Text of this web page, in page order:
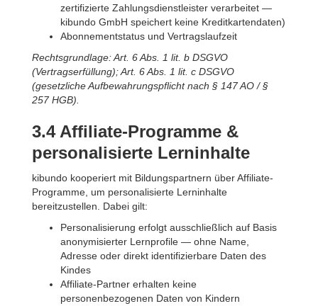
zertifizierte Zahlungsdienstleister verarbeitet —
kibundo GmbH speichert keine Kreditkartendaten)
Abonnementstatus und Vertragslaufzeit
Rechtsgrundlage: Art. 6 Abs. 1 lit. b DSGVO
(Vertragserfüllung); Art. 6 Abs. 1 lit. c DSGVO
(gesetzliche Aufbewahrungspflicht nach § 147 AO / §
257 HGB).
3.4 Affiliate-Programme &
personalisierte Lerninhalte
kibundo kooperiert mit Bildungspartnern über Affiliate-
Programme, um personalisierte Lerninhalte
bereitzustellen. Dabei gilt:
Personalisierung erfolgt ausschließlich auf Basis
anonymisierter Lernprofile — ohne Name,
Adresse oder direkt identifizierbare Daten des
Kindes
Affiliate-Partner erhalten keine
personenbezogenen Daten von Kindern